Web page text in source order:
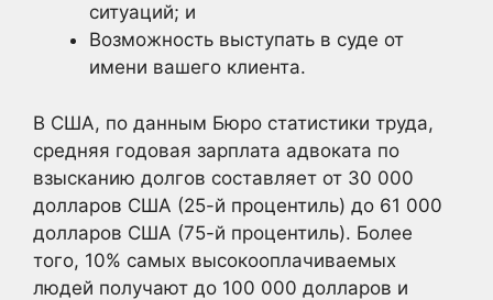
ситуаций; и
Возможность выступать в суде от
имени вашего клиента.
В США, по данным Бюро статистики труда,
средняя годовая зарплата адвоката по
взысканию долгов составляет от 30 000
долларов США (25-й процентиль) до 61 000
долларов США (75-й процентиль). Более
того, 10% самых высокооплачиваемых
людей получают до 100 000 долларов и